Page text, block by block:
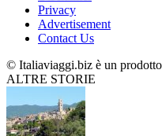
Privacy
Advertisement
Contact Us
© Italiaviaggi.biz è un
ALTRE STORIE